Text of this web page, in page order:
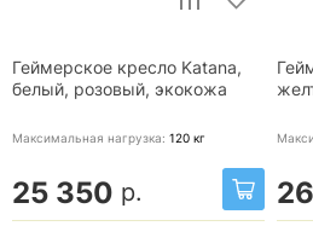
Геймерское кресло Katana,
белый, розовый, экокожа
Максимальная нагрузка: 120 кг
25 350 р.